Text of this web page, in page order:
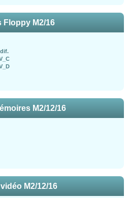
Floppy M2/16
M2/12/16
M2/12/16